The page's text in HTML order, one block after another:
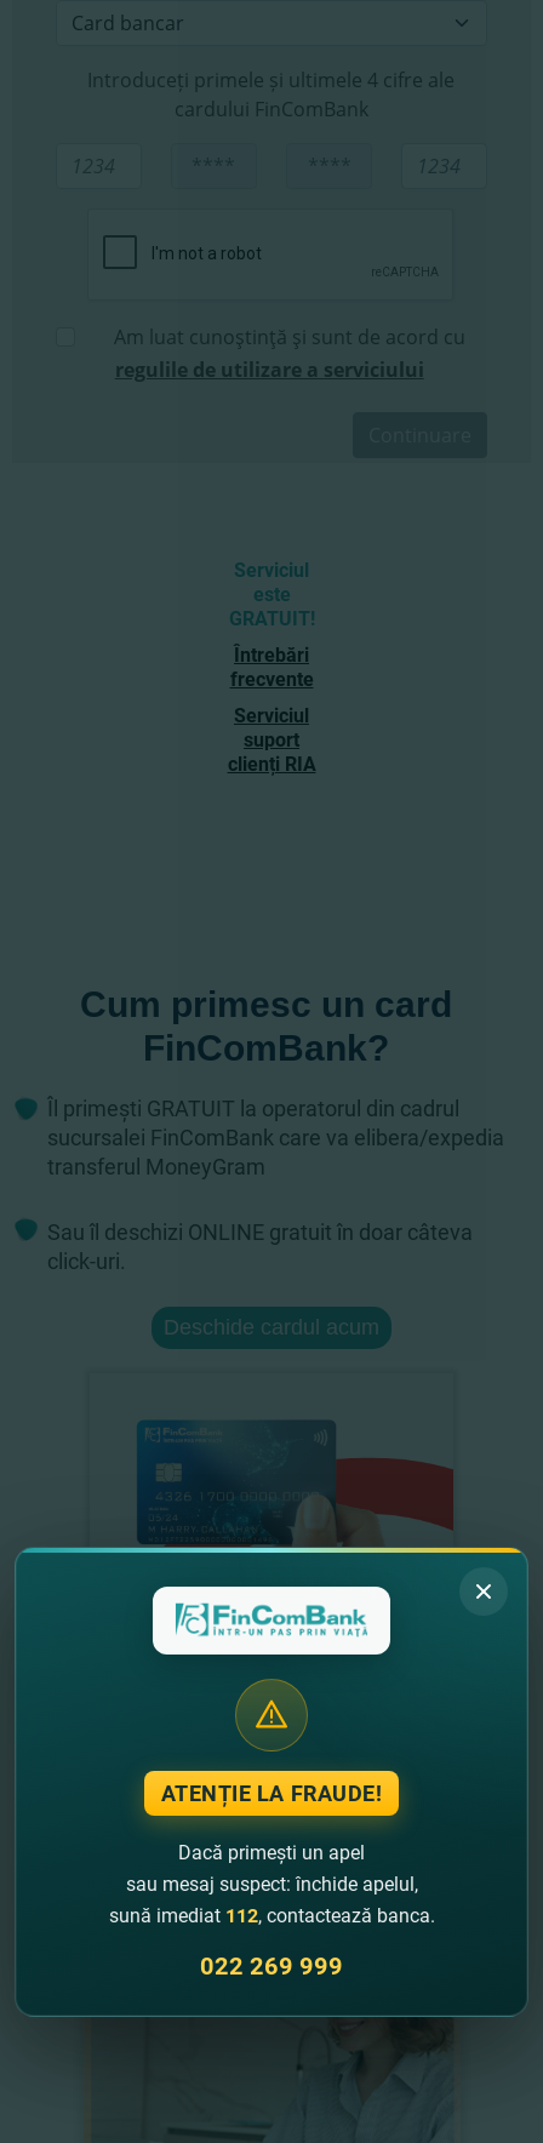
Serviciul
este
GRATUIT!
Întrebări
frecvente
Serviciul
suport
clienți RIA
Cum primesc un card
FinComBank?
Îl primești GRATUIT la operatorul din cadrul
sucursalei FinComBank care va elibera/expedia
transferul MoneyGram
Sau îl deschizi ONLINE gratuit în doar câteva
click-uri.
Deschide cardul acum
ALTE PRODUSE ONLINE:
ATENȚIE LA FRAUDE!
Dacă primești un apel
sau mesaj suspect: închide apelul,
sună imediat 112, contactează banca.
022 269 999